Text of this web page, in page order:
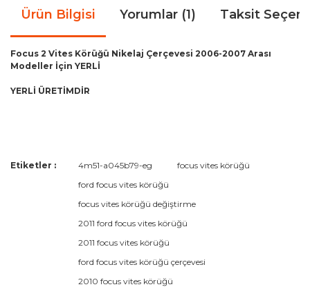
Ürün Bilgisi Yorumlar (1) Taksit
Focus 2 Vites Körüğü Nikelaj Çerçevesi 2006-2007 Arası
Modeller İçin YERLİ
YERLİ ÜRETİMDİR
Teşekkürler
E... Ç... | 14/02/2024
Bu ürünün fiyat bilgisi, resim, ürün açıklamalarında ve diğer
kullanarak tarafımıza iletebilirsiniz.
Görüş ve önerileriniz için teşekkür ederiz.
Ürün resmi kalitesiz, bozuk veya görüntülenemiyor.
Ürün açıklamasında eksik bilgiler bulunuyor.
Ürün bilgilerinde hatalar bulunuyor.
Etiketler : 4m51-a045b79-eg
focus vites körüğü
ford focus vites körüğü
focus vites körüğü değiştirme
2011 ford focus vites körüğü
2011 focus vites körüğü
ford focus vites körüğü çerçevesi
2010 focus vites körüğü